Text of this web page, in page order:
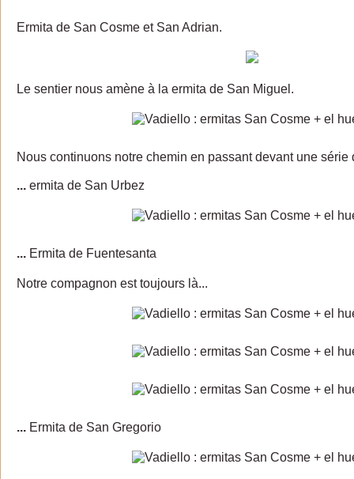
Ermita de San Cosme et San Adrian.
Le sentier nous amène à la ermita de San Miguel.
Nous continuons notre chemin en passant devant une
... ermita de San Urbez
... Ermita de Fuentesanta
Notre compagnon est toujours là...
... Ermita de San Gregorio